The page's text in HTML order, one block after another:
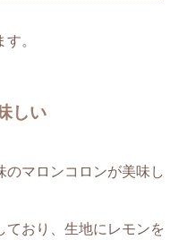
。
しい
のマロンコロンが美味し
ており、生地にレモンを